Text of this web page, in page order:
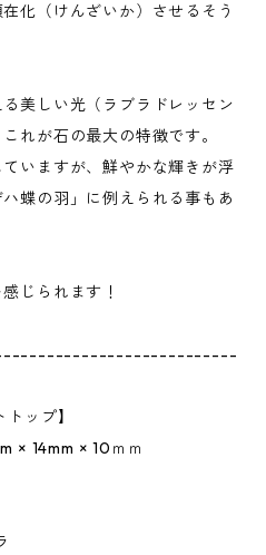
化（けんざいか）させるそう
美しい光（ラブラドレッセン
れが石の最大の特徴です。
いますが、鮮やかな輝きが浮
蝶の羽」に例えられる事もあ
じられます！
ップ】
× 14mm × 10ｍｍ